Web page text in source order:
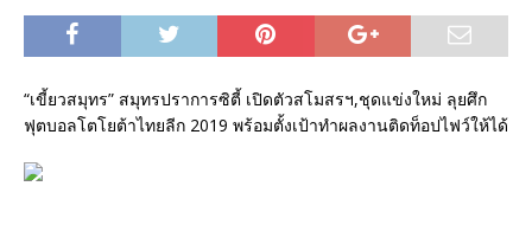
“เขี้ยวสมุทร” สมุทรปราการซิตี้ เปิดตัวสโมสรฯ,ชุดแข่งใหม่ ลุยศึก
ฟุตบอลโตโยต้าไทยลีก 2019 พร้อมตั้งเป้าทำผลงานติดท็อปไฟว์ให้ได้